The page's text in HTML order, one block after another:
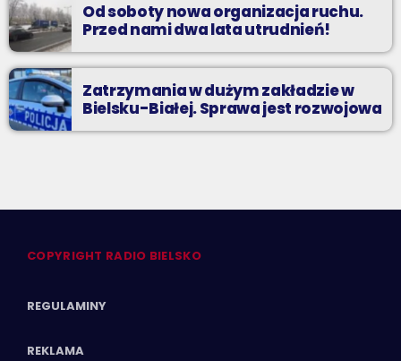
Od soboty nowa organizacja ruchu.
Przed nami dwa lata utrudnień!
Zatrzymania w dużym zakładzie w
Bielsku-Białej. Sprawa jest rozwojowa
COPYRIGHT RADIO BIELSKO
REGULAMINY
REKLAMA